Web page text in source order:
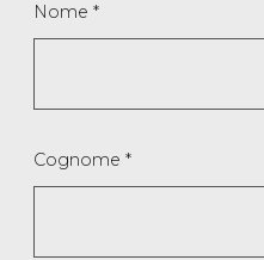
Nome*
Cognome*